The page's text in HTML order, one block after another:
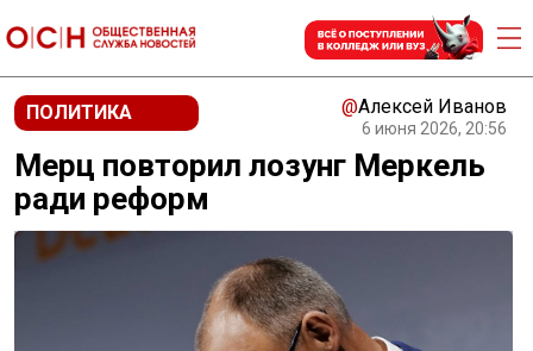
ПОЛИТИКА @Алексей Иванов
6 июня 2026, 20:56
Мерц повторил лозунг Меркель
ради реформ